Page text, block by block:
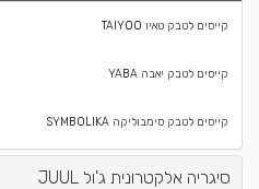
קייסים לטבק טאיו TAIYOO
קייסים לטבק יאבה YABA
קייסים לטבק סימבוליקה SYMBOLIKA
סיגריה אלקטרונית ג'ול JUUL